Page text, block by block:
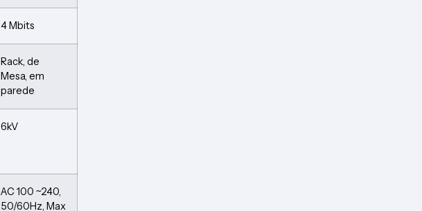
4 Mbits
Rack, de
Mesa, em
parede
6kV
AC 100 ~240,
50/60Hz, Max